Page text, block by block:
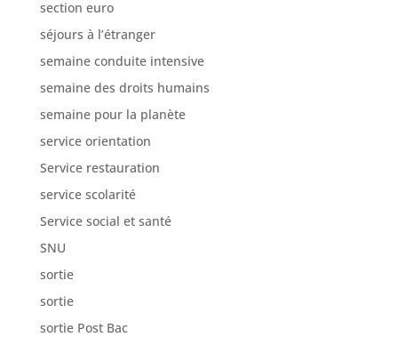
section euro
séjours à l’étranger
semaine conduite intensive
semaine des droits humains
semaine pour la planète
service orientation
Service restauration
service scolarité
Service social et santé
SNU
sortie
sortie
sortie Post Bac